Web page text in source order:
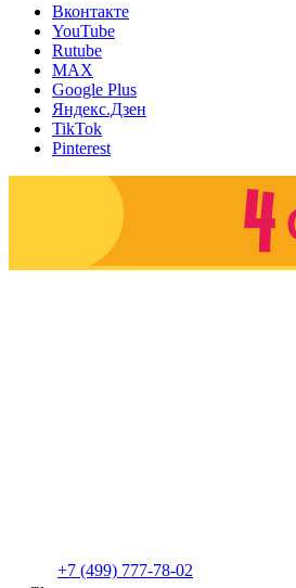
Вконтакте
YouTube
Rutube
MAX
Google Plus
Яндекс.Дзен
TikTok
Pinterest
+7 (499) 777-78-02